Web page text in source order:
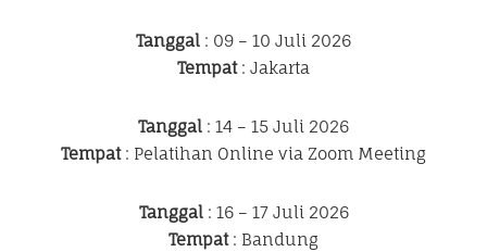
Tanggal : 09 – 10 Juli 2026
Tempat: Jakarta
Tanggal : 14 – 15 Juli 2026
Tempat: Pelatihan Online via Zoom Meeting
Tanggal: 16 – 17 Juli 2026
Tempat: Bandung